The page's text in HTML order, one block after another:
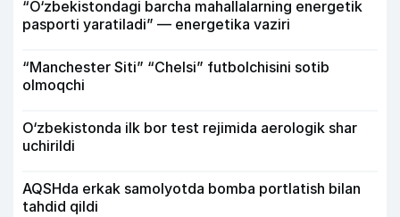
“O‘zbekistondagi barcha mahallalarning energetik
pasporti yaratiladi” — energetika vaziri
“Manchester Siti” “Chelsi” futbolchisini sotib
olmoqchi
O‘zbekistonda ilk bor test rejimida aerologik shar
uchirildi
AQSHda erkak samolyotda bomba portlatish bilan
tahdid qildi